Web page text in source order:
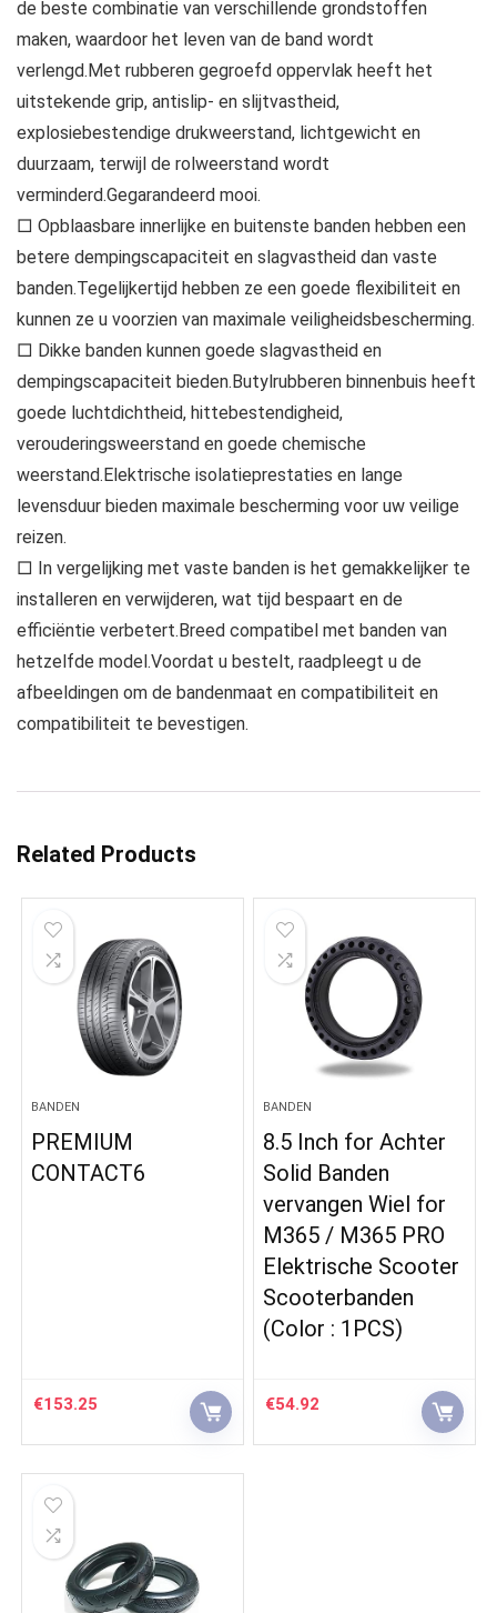
de beste combinatie van verschillende grondstoffen
maken, waardoor het leven van de band wordt
verlengd.Met rubberen gegroefd oppervlak heeft het
uitstekende grip, antislip- en slijtvastheid,
explosiebestendige drukweerstand, lichtgewicht en
duurzaam, terwijl de rolweerstand wordt
verminderd.Gegarandeerd mooi.
□ Opblaasbare innerlijke en buitenste banden hebben een
betere dempingscapaciteit en slagvastheid dan vaste
banden.Tegelijkertijd hebben ze een goede flexibiliteit en
kunnen ze u voorzien van maximale veiligheidsbescherming.
□ Dikke banden kunnen goede slagvastheid en
dempingscapaciteit bieden.Butylrubberen binnenbuis heeft
goede luchtdichtheid, hittebestendigheid,
verouderingsweerstand en goede chemische
weerstand.Elektrische isolatieprestaties en lange
levensduur bieden maximale bescherming voor uw veilige
reizen.
□ In vergelijking met vaste banden is het gemakkelijker te
installeren en verwijderen, wat tijd bespaart en de
efficiëntie verbetert.Breed compatibel met banden van
hetzelfde model.Voordat u bestelt, raadpleegt u de
afbeeldingen om de bandenmaat en compatibiliteit en
compatibiliteit te bevestigen.
Related Products
BANDEN
PREMIUM
CONTACT6
€153.25
BANDEN
8.5 Inch for Achter
Solid Banden
vervangen Wiel for
M365 / M365 PRO
Elektrische Scooter
Scooterbanden
(Color : 1PCS)
€54.92